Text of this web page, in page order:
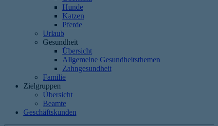
Hunde
Katzen
Pferde
Urlaub
Gesundheit
Übersicht
Allgemeine Gesundheitsthemen
Zahngesundheit
Familie
Zielgruppen
Übersicht
Beamte
Geschäftskunden